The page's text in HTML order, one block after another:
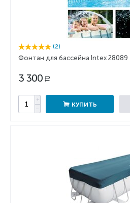
(2)
Фонтан для бассейна Intex 28089
3 300 Р
+
−
КУПИТЬ